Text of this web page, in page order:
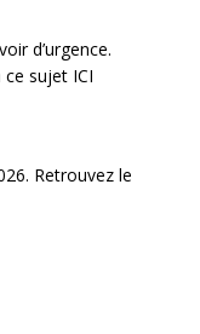
d’urgence.
sujet ICI
Retrouvez le